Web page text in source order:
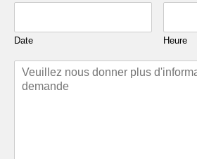
Date Heure